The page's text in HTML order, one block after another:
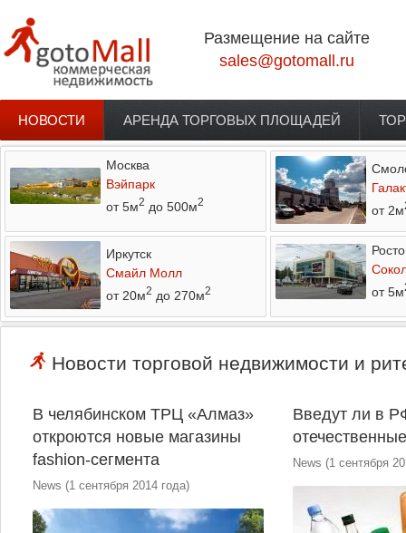
Размещение на сайте
sales@gotomall.ru
Главное меню
НОВОСТИ АРЕНДА ТОРГОВЫХ ПЛОЩАДЕЙ
Москва
Вэйпарк
от 5м2 до 500м2
от 2м
Иркутск
Смайл Молл
от 20м2 до 270м2
от 5м
Новости торговой недвижимости и
В челябинском ТРЦ «Алмаз»
откроются новые магазины
fashion-сегмента
News (1 сентября 2014 года)
Введут ли в
News (1 сентября